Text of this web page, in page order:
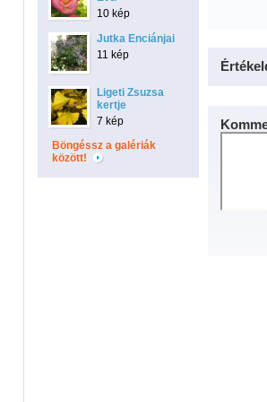
10 kép
Jutka Enciánjai
11 kép
Ligeti Zsuzsa
kertje
7 kép
Böngéssz a galériák
között!